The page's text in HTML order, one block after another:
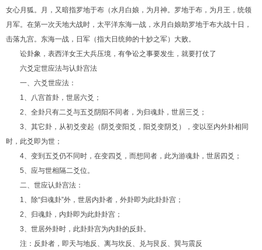
女心月狐。月，又暗指罗地于布（水月白娘，为月神。罗地于布，为月王，统领
月军。在第一次天地大战时，太平洋东海一战，水月白娘助罗地于布大战十日，
击落九宫。东海一战，日军（指大日统帅的十妙之军）大败。
讼卦象，表西洋女王大兵压境，有争讼之事要发生，就要打仗了
六爻定世应法与认卦宫法
一、六爻世应法：
1、八宫首卦，世居六爻；
2、全卦只有二爻与五爻阴阳不同者，为归魂卦，世居三爻；
3、其它卦，从初爻变起（阴爻变阳爻，阳爻变阴爻），变以至内外卦相同
时，此爻即为世；
4、变到五爻仍不同时，在变四爻，而想同者，此为游魂卦，世居四爻；
5、应与世相隔二爻位。
二、世应认卦宫法：
1、除“归魂卦”外，世居内卦者，外卦即为此卦卦宫；
2、归魂卦，内卦即为此卦卦宫；
3、世居外卦时，此卦卦宫为内卦的反卦。
注：反卦者，即天与地反、离与坎反、兑与艮反、巽与震反